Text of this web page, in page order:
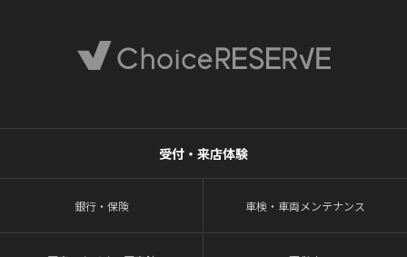
受付・来店体験
銀行・保険 車検・車両メンテナンス